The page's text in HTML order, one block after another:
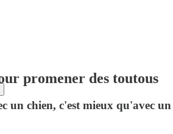
promener des toutous
un chien, c'est mieux qu'avec